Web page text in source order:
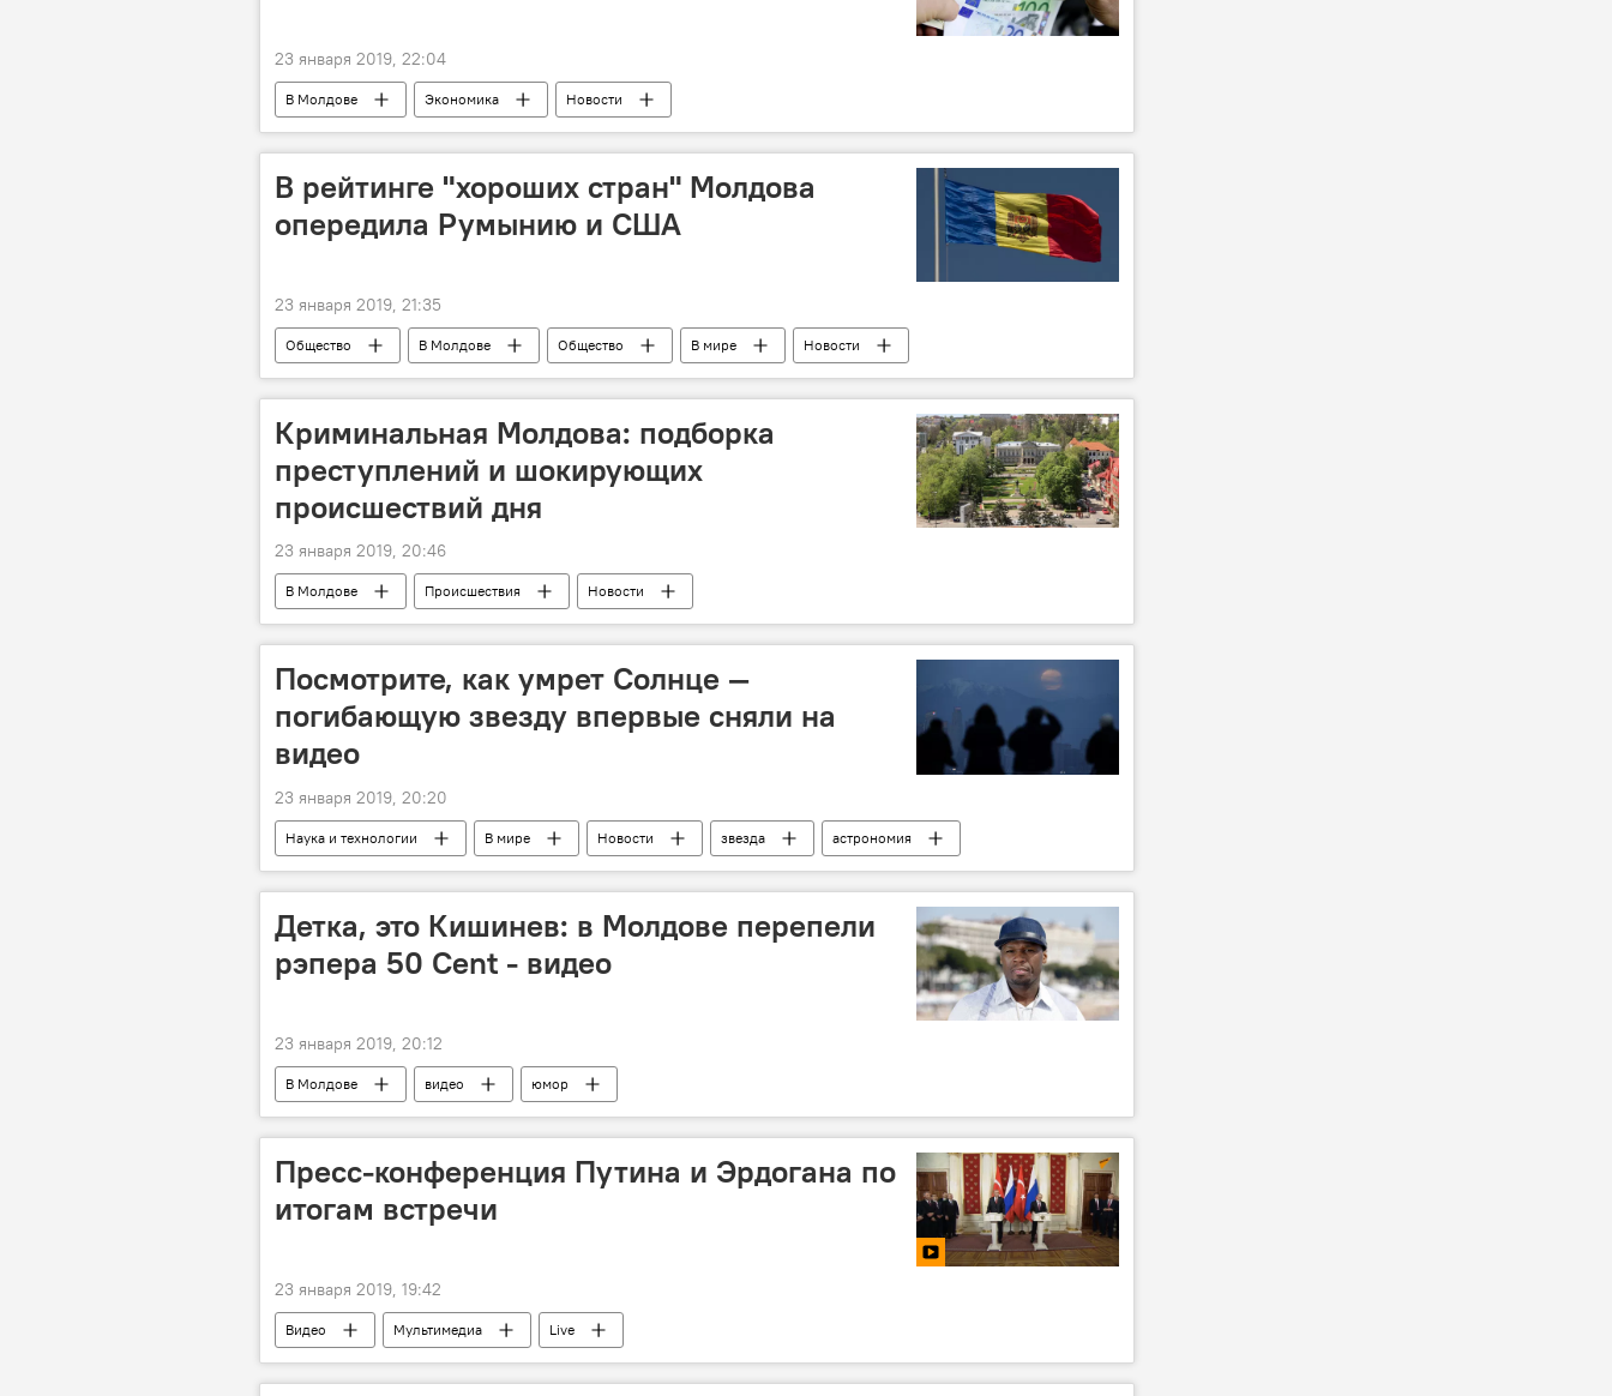
23 января 2019, 22:04
В Молдове Экономика Новости
В рейтинге "хороших стран" Молдова
опередила Румынию и США
23 января 2019, 21:35
Общество В Молдове Общество В мире Новости
Криминальная Молдова: подборка
преступлений и шокирующих
происшествий дня
23 января 2019, 20:46
В Молдове Происшествия Новости
Посмотрите, как умрет Солнце —
погибающую звезду впервые сняли на
видео
23 января 2019, 20:20
Наука и технологии В мире Новости звезда
астрономия
Солнце
Детка, это Кишинев: в Молдове перепели
рэпера 50 Cent - видео
23 января 2019, 20:12
В Молдове видео юмор
Пресс-конференция Путина и Эрдогана по
итогам встречи
23 января 2019, 19:42
Видео Мультимедиа Live